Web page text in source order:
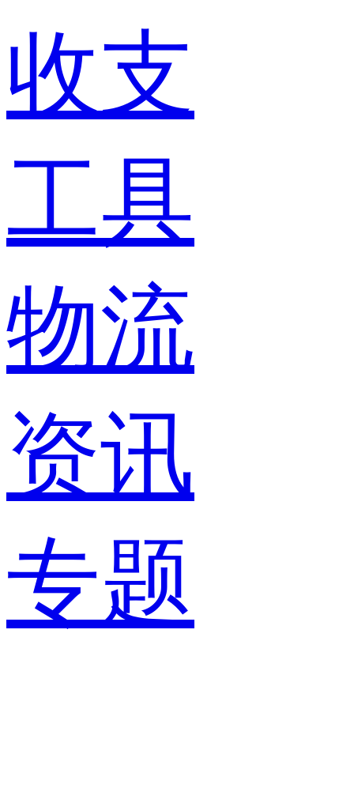
收支
工具
物流
资讯
专题